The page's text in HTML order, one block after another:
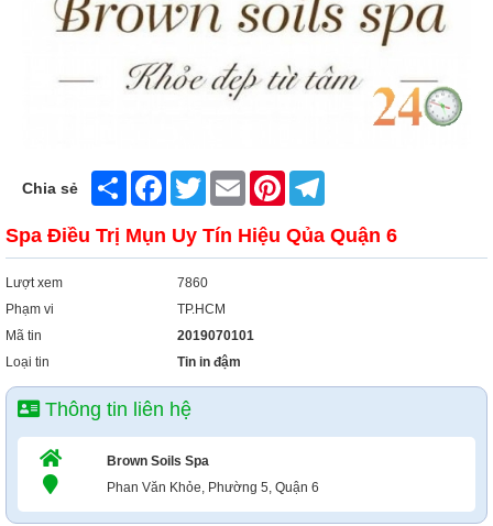
Chia sẻ Share FacebookTwitter Email Pinterest
Spa Điều Trị Mụn Uy Tín Hiệu Qủa Quận 6
Lượt xem
7860
Phạm vi
TP.HCM
Mã tin
2019070101
Loại tin
Tin in đậm
Thông tin liên hệ
Brown Soils Spa
Phan Văn Khỏe, Phường 5, Quận 6